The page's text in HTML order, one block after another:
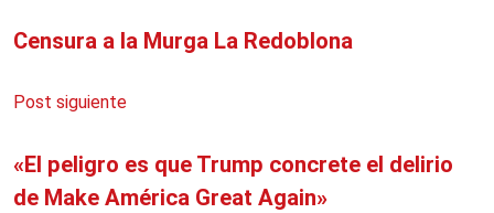
Censura a la Murga La Redoblona
Post siguiente
«El peligro es que Trump concrete el delirio
de Make América Great Again»